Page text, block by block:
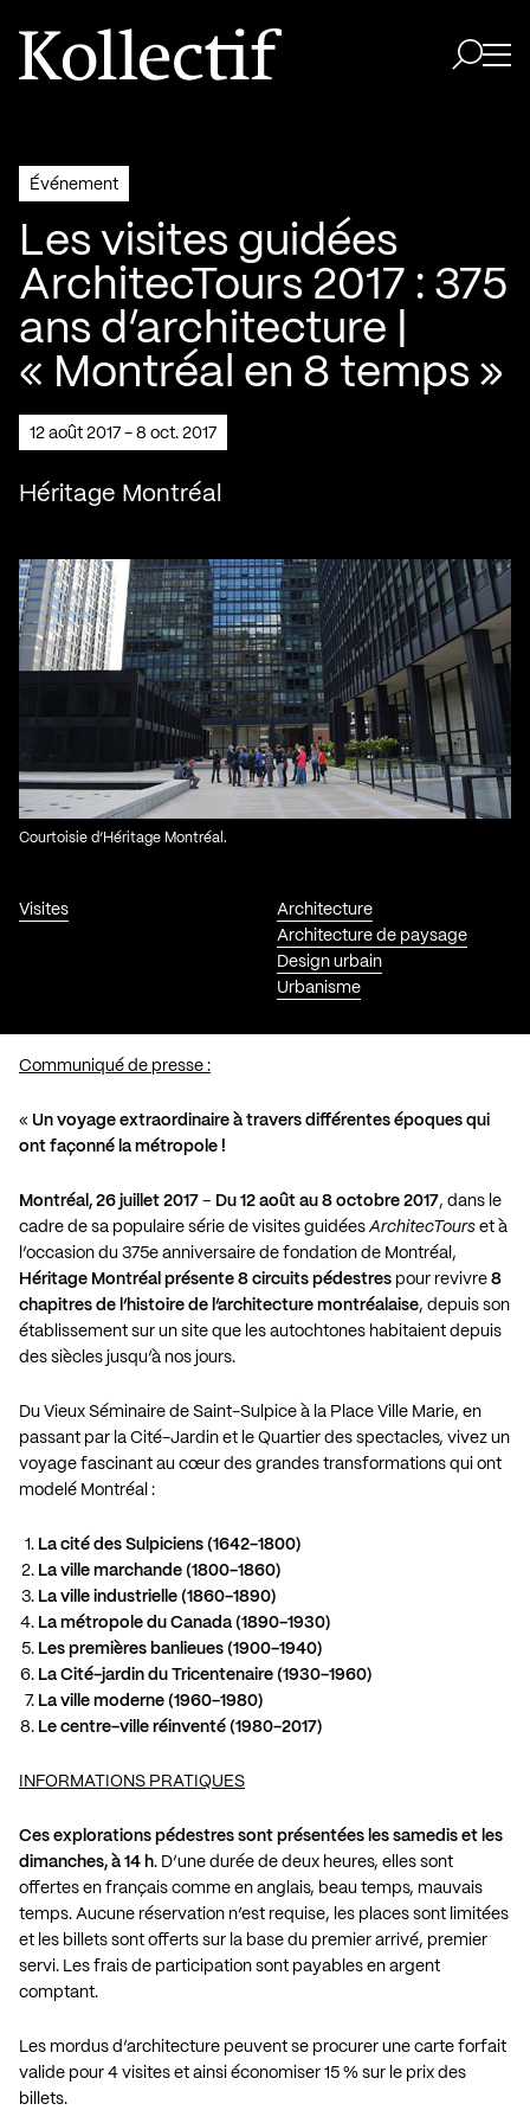
Aller à la page d'accueil
Logo Kollectif
Événement
Les visites guidées
ArchitecTours 2017 : 375
ans d’architecture |
« Montréal en 8 temps »
12 août 2017 - 8 oct. 2017
Héritage Montréal
Visites
Architecture
Architecture de paysage
Design urbain
Urbanisme
Courtoisie d’Héritage Montréal.
Communiqué de presse :
« Un voyage extraordinaire à travers différentes époques qui
ont façonné la métropole !
Montréal, 26 juillet 2017 – Du 12 août au 8 octobre 2017, dans le
cadre de sa populaire série de visites guidées ArchitecTours et à
l’occasion du 375e anniversaire de fondation de Montréal,
Héritage Montréal présente 8 circuits pédestres pour revivre 8
chapitres de l’histoire de l’architecture montréalaise, depuis son
établissement sur un site que les autochtones habitaient depuis
des siècles jusqu’à nos jours.
Du Vieux Séminaire de Saint-Sulpice à la Place Ville Marie, en
passant par la Cité-Jardin et le Quartier des spectacles, vivez un
voyage fascinant au cœur des grandes transformations qui ont
modelé Montréal :
La cité des Sulpiciens (1642-1800)
La ville marchande (1800-1860)
La ville industrielle (1860-1890)
La métropole du Canada (1890-1930)
Les premières banlieues (1900-1940)
La Cité-jardin du Tricentenaire (1930-1960)
La ville moderne (1960-1980)
Le centre-ville réinventé (1980-2017)
INFORMATIONS PRATIQUES
Ces explorations pédestres sont présentées les samedis et les
dimanches, à 14 h. D’une durée de deux heures, elles sont
offertes en français comme en anglais, beau temps, mauvais
temps. Aucune réservation n’est requise, les places sont limitées
et les billets sont offerts sur la base du premier arrivé, premier
servi. Les frais de participation sont payables en argent
comptant.
Les mordus d’architecture peuvent se procurer une carte forfait
valide pour 4 visites et ainsi économiser 15 % sur le prix des
billets.